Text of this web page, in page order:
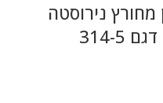
מחורץ נירוסטה
5